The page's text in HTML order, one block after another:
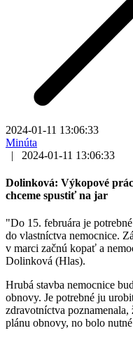
2024-01-11 13:06:33
Minúta
|
2024-01-11 13:06:33
Dolinková: Výkopové
chceme spustiť na jar
"Do 15. februára je
do vlastníctva nemocnice.
v marci začnú kopať a
Dolinková (Hlas).
Hrubá stavba nemocnice
obnovy. Je potrebné ju
zdravotníctva
plánu obnovy, no bolo